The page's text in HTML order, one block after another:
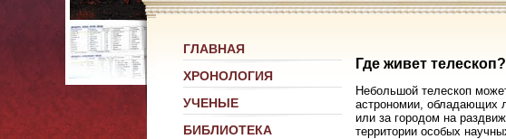
ГЛАВНАЯ
ХРОНОЛОГИЯ
УЧЕНЫЕ
БИБЛИОТЕКА
Где живет телескоп?
Небольшой телескоп
астрономии, обладающих
или за городом на
территории особых